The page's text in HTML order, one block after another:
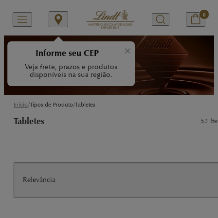
×
Informe seu CEP
Veja frete, prazos e produtos
disponíveis na sua região.
0
Tabletes Lindt
Tenha uma experiência única com a
variedade de Tabletes Lindt.
Início/Tipos de Produto/Tabletes
Tabletes 52
Relevância